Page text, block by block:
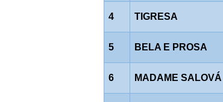
4 TIGRESA
5 BELA E PROSA
6 MADAME SALOVÁ